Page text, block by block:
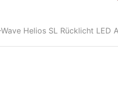
Helios SL Rücklicht LED